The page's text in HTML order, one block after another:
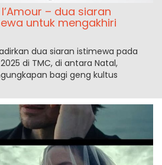
– dua siaran
untuk mengakhiri
dua siaran istimewa pada
di TMC, di antara Natal,
bagi geng kultus